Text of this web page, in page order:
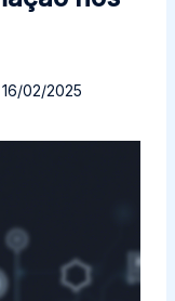
16/02/2025